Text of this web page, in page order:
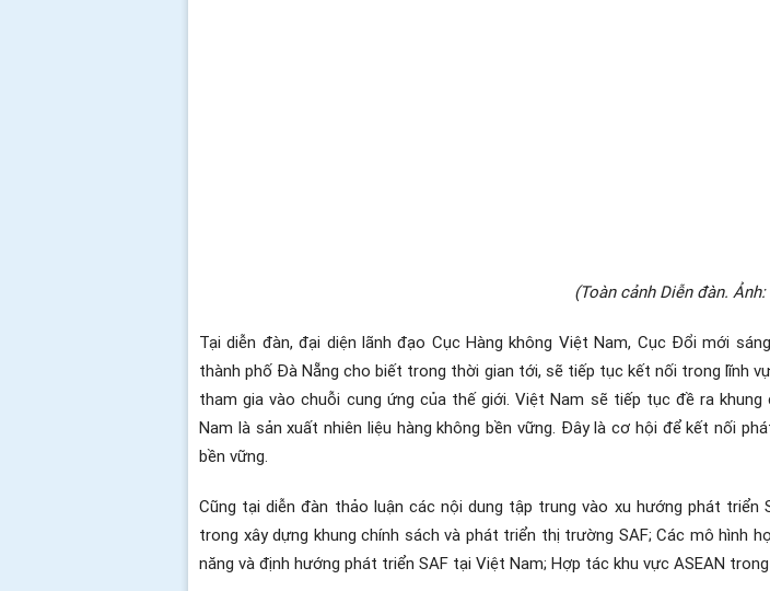
(Toàn cảnh Diễn đàn.
Tại diễn đàn, đại diện lãnh đạo Cục Hàng không Việt Nam, Cục Đổi mới
thành phố Đà Nẵng cho biết trong thời gian tới, sẽ tiếp tục kết nối trong lĩnh
tham gia vào chuỗi cung ứng của thế giới. Việt Nam sẽ tiếp tục đề ra
Nam là sản xuất nhiên liệu hàng không bền vững. Đây là cơ hội để kết nối
bền vững.
Cũng tại diễn đàn thảo luận các nội dung tập trung vào xu hướng phát
trong xây dựng khung chính sách và phát triển thị trường SAF; Các mô hình
năng và định hướng phát triển SAF tại Việt Nam; Hợp tác khu vực ASEAN